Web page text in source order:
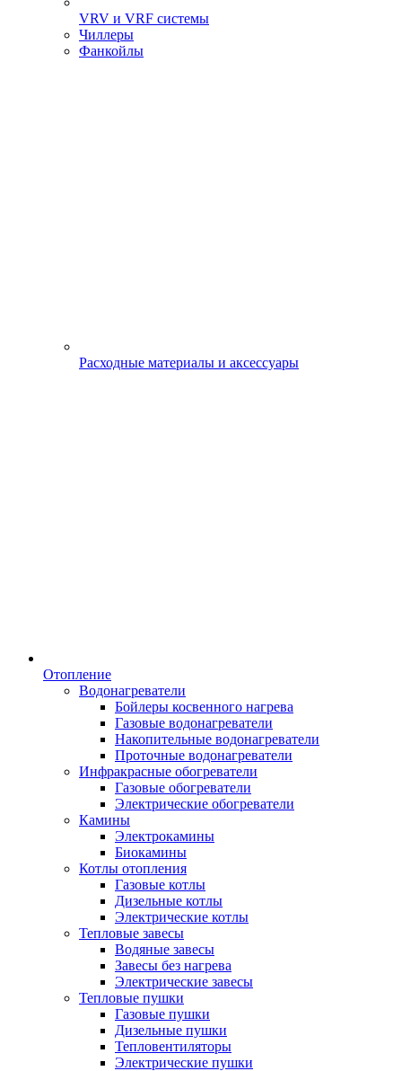
VRV и VRF системы
Чиллеры
Фанкойлы
Расходные материалы и аксессуары
Отопление
Водонагреватели
Бойлеры косвенного нагрева
Газовые водонагреватели
Накопительные водонагреватели
Проточные водонагреватели
Инфракрасные обогреватели
Газовые обогреватели
Электрические обогреватели
Камины
Электрокамины
Биокамины
Котлы отопления
Газовые котлы
Дизельные котлы
Электрические котлы
Тепловые завесы
Водяные завесы
Завесы без нагрева
Электрические завесы
Тепловые пушки
Газовые пушки
Дизельные пушки
Тепловентиляторы
Электрические пушки